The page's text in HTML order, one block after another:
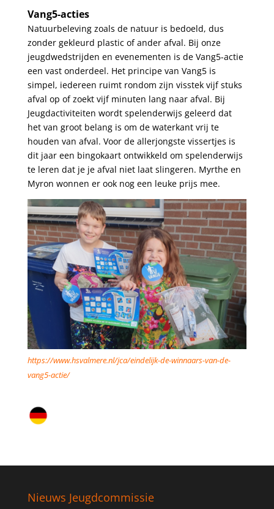
Vang5-acties
Natuurbeleving zoals de natuur is bedoeld, dus
zonder gekleurd plastic of ander afval. Bij onze
jeugdwedstrijden en evenementen is de Vang5-actie
een vast onderdeel. Het principe van Vang5 is
simpel, iedereen ruimt rondom zijn visstek vijf stuks
afval op of zoekt vijf minuten lang naar afval. Bij
Jeugdactiviteiten wordt spelenderwijs geleerd dat
het van groot belang is om de waterkant vrij te
houden van afval. Voor de allerjongste vissertjes is
dit jaar een bingokaart ontwikkeld om spelenderwijs
te leren dat je je afval niet laat slingeren. Myrthe en
Myron wonnen er ook nog een leuke prijs mee.
https://www.hsvalmere.nl/jca/eindelijk-de-winnaars-van-de-
vang5-actie/
Nieuws Jeugdcommissie